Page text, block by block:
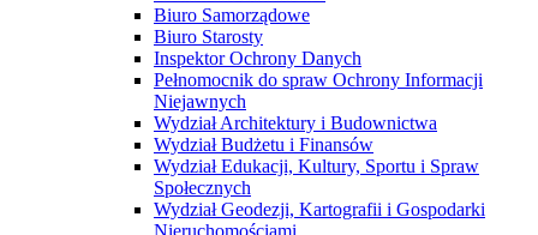
Schemat Organizacyjny
Archiwum Zakładowe
Biuro Samorządowe
Biuro Starosty
Inspektor Ochrony Danych
Pełnomocnik do spraw Ochrony Informacji
Niejawnych
Wydział Architektury i Budownictwa
Wydział Budżetu i Finansów
Wydział Edukacji, Kultury, Sportu i Spraw